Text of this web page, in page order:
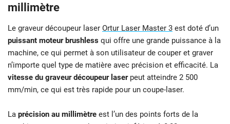
millimètre
Le graveur découpeur laser Ortur Laser Master 3 est doté d’un
puissant moteur brushless qui offre une grande puissance à la
machine, ce qui permet à son utilisateur de couper et graver
n’importe quel type de matière avec précision et efficacité. La
vitesse du graveur découpeur laserpeut atteindre 2 500
mm/min, ce qui est très rapide pour un coupe-laser.
La précision au millimètre est l’un des points forts de la